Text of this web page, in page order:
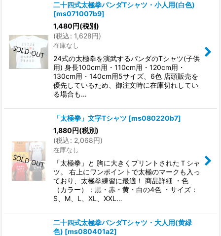
二十四式太極拳パンダTシャツ・小人用(白色)
[ms071007b9]
1,480円(税別)
(税込: 1,628円)
在庫なし
24式の太極拳を演武するパンダのTシャツ(子供
用) 身長100cm用・110cm用・120cm用・
130cm用・140cm用5サイズ、6色 店頭販売を
優先しているため、御注文時に在庫切れしてい
る場合も…
「太極拳」文字Tシャツ [ms080220b7]
1,880円(税別)
(税込: 2,068円)
在庫なし
「太極拳」と 胸に大きくプリントされたＴシャ
ツ。 右上にワンポイントで太極のマークも入っ
ており、太極拳練習に最適！ 商品詳細 ・色
（カラー）：黒・赤・黄・白の4色 ・サイズ：
S、M、L、XL、XXL…
二十四式太極拳パンダTシャツ・大人用(黄緑
色) [ms080401a2]